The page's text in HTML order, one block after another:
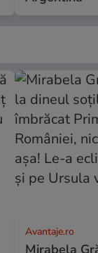
Avantaje.ro
Mirabela